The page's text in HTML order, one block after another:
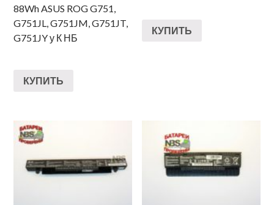
88Wh ASUS ROG G751,
G751JL, G751JM, G751JT,
G751JY у К НБ
КУПИТЬ
КУПИТЬ